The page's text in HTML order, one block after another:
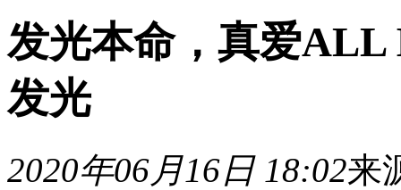
发光本命，真爱ALL
发光
2020年06月16日 18:02来